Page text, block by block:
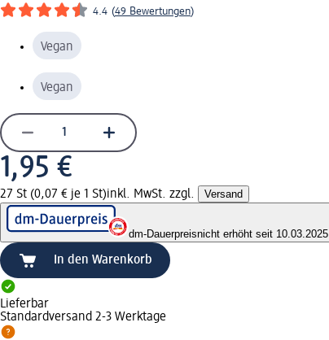
4.4 (49 Bewertungen)
Vegan
Vegan
1,95 €
27 St (0,07 € je 1 St)inkl. MwSt. zzgl. Versand
dm-Dauerpreisnicht erhöht seit 10.03.2025
In den Warenkorb
Lieferbar
Standardversand 2-3 Werktage